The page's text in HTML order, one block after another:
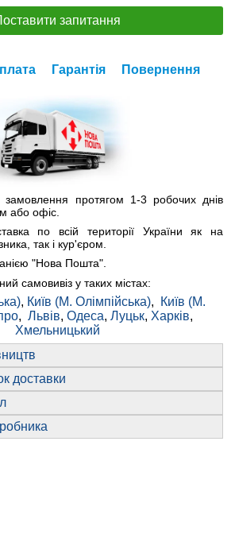
запитання
Гарантія Повернення
замовлення протягом 1-3 робочих днів
або офіс.
по всій території України як на
так і кур'єром.
"Нова Пошта".
самовивіз у таких містах:
, Київ (М. Олімпійська),
Київ (М.
, Львів, Одеса, Луцьк, Харків,
Хмельницький
доставки